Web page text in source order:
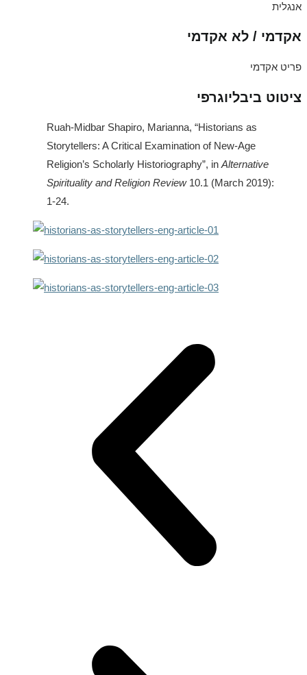
אנגלית
אקדמי / לא אקדמי
פריט אקדמי
ציטוט ביבליוגרפי
Ruah-Midbar Shapiro, Marianna, “Historians as
Storytellers: A Critical Examination of New-Age
Religion’s Scholarly Historiography”, in Alternative
Spirituality and Religion Review10.1 (March 2019):
1-24.